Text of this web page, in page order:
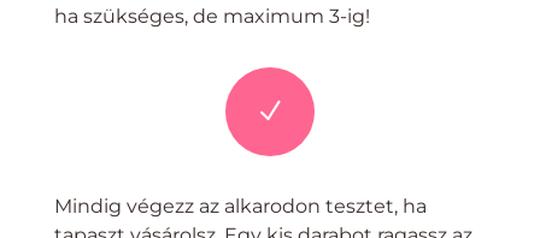
ha szükséges, de maximum 3-ig!
N
Mindig végezz az alkarodon tesztet, ha